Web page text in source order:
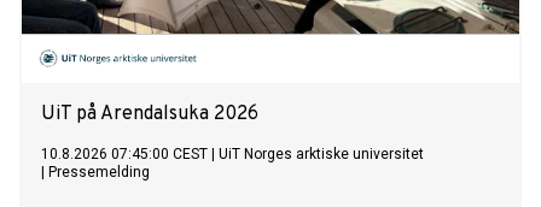
UiT på Arendalsuka 2026
10.8.2026 07:45:00 CEST
UiT Norges arktiske universitet
Pressemelding